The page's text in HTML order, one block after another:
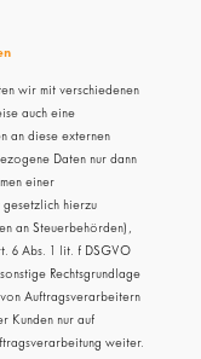
wir mit verschiedenen
auch eine
an diese externen
Daten nur dann
einer
hierzu
an Steuerbehörden),
6 Abs. 1 lit. f DSGVO
Rechtsgrundlage
Auftragsverarbeitern
Kunden nur auf
weiter.